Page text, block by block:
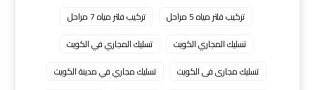
تركيب فلتر مياه 5 مراحل
تركيب فلتر مياه 7 مراحل
تسليك المجاري الكويت
تسليك المجاري في الكويت
تسليك مجارى فى الكويت
تسليك مجاري في مدينة الكويت